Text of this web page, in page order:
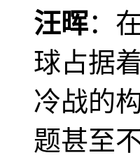
汪晖：
球占据
冷战的
题甚至